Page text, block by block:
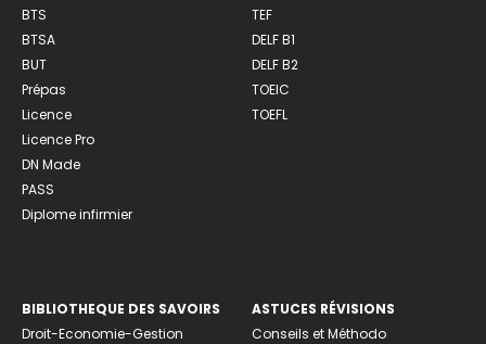
BTS
BTSA
BUT
Prépas
Licence
Licence Pro
DN Made
PASS
Diplome infirmier
TEF
DELF B1
DELF B2
TOEIC
TOEFL
BIBLIOTHEQUE DES SAVOIRS
Droit-Economie-Gestion
ASTUCES RÉVISIONS
Conseils et Méthodo